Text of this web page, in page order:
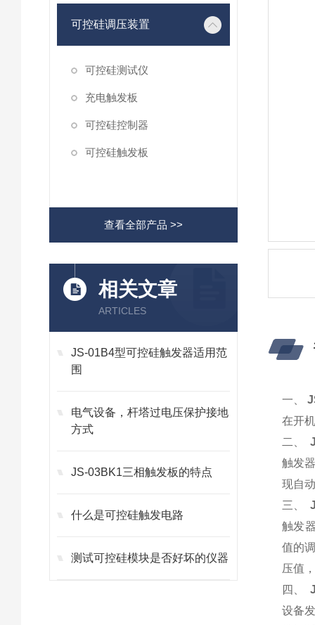
可控硅调压装置
可控硅测试仪
充电触发板
可控硅控制器
可控硅触发板
查看全部产品 >>
相关文章
ARTICLES
JS-01B4型可控硅触发器适用范
围
电气设备，杆塔过电压保护接地
方式
JS-03BK1三相触发板的特点
什么是可控硅触发电路
测试可控硅模块是否好坏的仪器
一、
在开
二、
触发
现自
三、
触发
值的
压值
四、
设备